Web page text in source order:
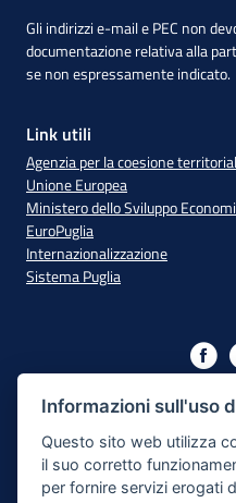
Gli indirizzi e-mail e PEC non
documentazione relativa alla
se non espressamente indicato.
Link utili
Agenzia per la coesione
Unione Europea
Ministero dello Sviluppo
EuroPuglia
Internazionalizzazione
Sistema Puglia
XIII
Dichiarazione di Accessibilità
Informazioni sull'uso
Questo sito web utilizza
il suo corretto
per fornire servizi erogati